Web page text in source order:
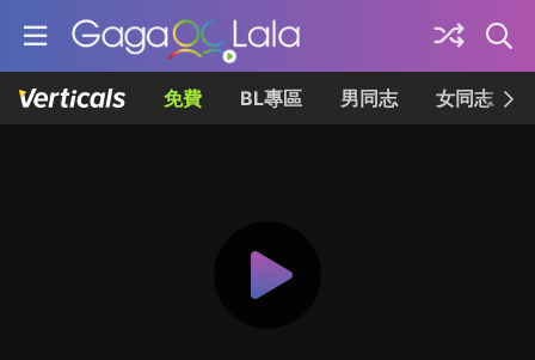
免費 BL專區 男同志 女同志